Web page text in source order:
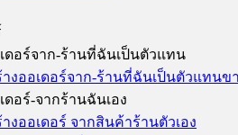
ดอร์จาก-ร้านที่ฉันเป็นตัวแทน
างออเดอร์จาก-ร้านที่ฉันเป็นตัวแทนข
ดอร์-จากร้านฉันเอง
างออเดอร์ จากสินค้าร้านตัวเอง